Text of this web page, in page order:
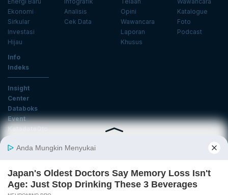
Ekonomi
Sirkular
Investasi
Hijau
Analisis
Cek Data
Opini
Wawancara
Laporan
Khusus
Katalogue
Foto
Podcast
Info
Indeks
Insight
Center
Databoks
Event
KatadataOto
Email
Daftar